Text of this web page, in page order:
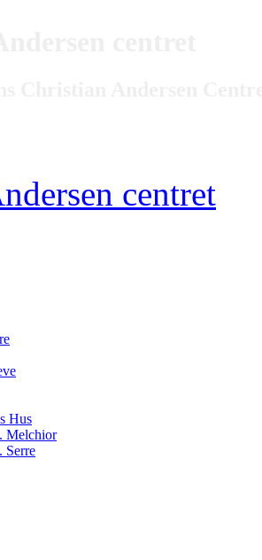
centret
Hus
Melchior
Serre